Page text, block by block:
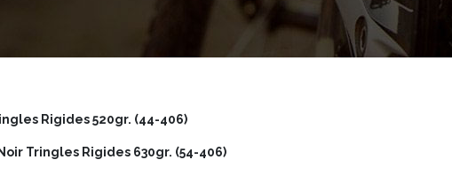
Rigides 520gr. (44-406)
Tringles Rigides 630gr. (54-406)